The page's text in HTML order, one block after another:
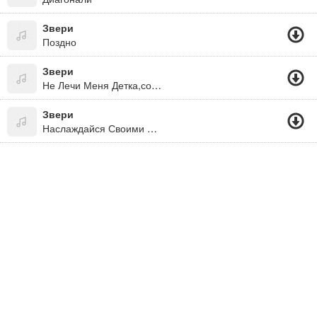
Звери
Поздно
Звери
Не Лечи Меня Детка,советами,расскажи,что Ты-Самая
Звери
Наслаждайся Своими Победами...